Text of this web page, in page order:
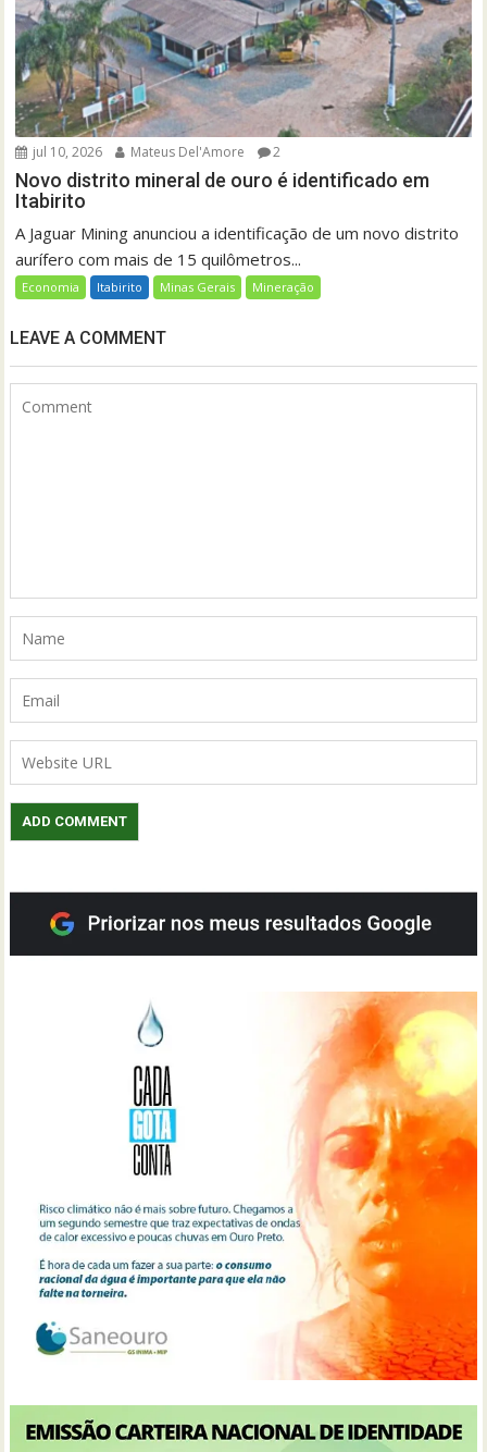
jul 10, 2026 Mateus Del'Amore 2
Novo distrito mineral de ouro é identificado em
Itabirito
A Jaguar Mining anunciou a identificação de um novo distrito
aurífero com mais de 15 quilômetros...
Economia Itabirito Minas Gerais Mineração
LEAVE A COMMENT